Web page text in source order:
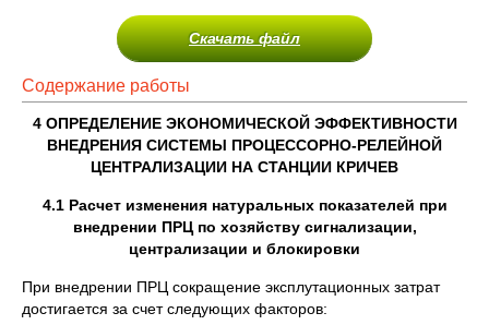
Скачать файл
Содержание работы
4 ОПРЕДЕЛЕНИЕ ЭКОНОМИЧЕСКОЙ ЭФФЕКТИВНОСТИ
ВНЕДРЕНИЯ СИСТЕМЫ ПРОЦЕССОРНО-РЕЛЕЙНОЙ
ЦЕНТРАЛИЗАЦИИ НА СТАНЦИИ КРИЧЕВ
4.1 Расчет изменения натуральных показателей при
внедрении ПРЦ по хозяйству сигнализации,
централизации и блокировки
При внедрении ПРЦ сокращение эксплутационных затрат
достигается за счет следующих факторов: